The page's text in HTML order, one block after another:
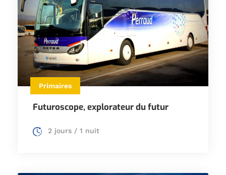
Primaires
Futuroscope, explorateur du futur
2 jours / 1 nuit